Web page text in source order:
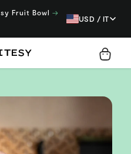
Fruit Bowl →
USD / IT